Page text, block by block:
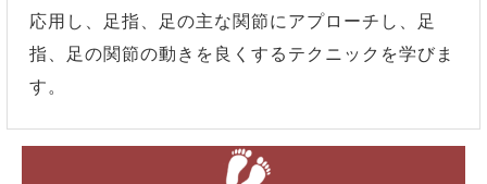
応用し、足指、足の主な関節にアプローチし、足
指、足の関節の動きを良くするテクニックを学びま
す。